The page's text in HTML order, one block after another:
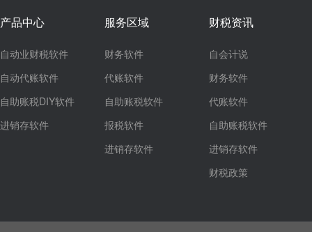
产品中心
自动业财税软件
自动代账软件
自助账税DIY软件
进销存软件
服务区域
财务软件
代账软件
自助账税软件
报税软件
进销存软件
财税资讯
自会计说
财务软件
代账软件
自助账税软件
进销存软件
财税政策